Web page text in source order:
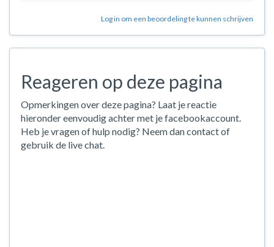
Log in om een beoordeling te kunnen schrijven
Reageren op deze pagina
Opmerkingen over deze pagina? Laat je reactie
hieronder eenvoudig achter met je facebookaccount.
Heb je vragen of hulp nodig? Neem dan contact of
gebruik de live chat.